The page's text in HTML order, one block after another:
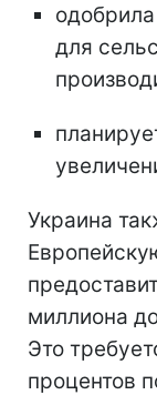
для
Украина
миллиона
Это
процентов